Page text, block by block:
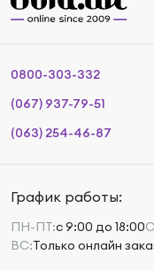
0800-303-332
(067) 937-79-51
(063) 254-46-87
График работы:
ПН-ПТ:с 9:00 до 18:00
ВС:Только онлайн